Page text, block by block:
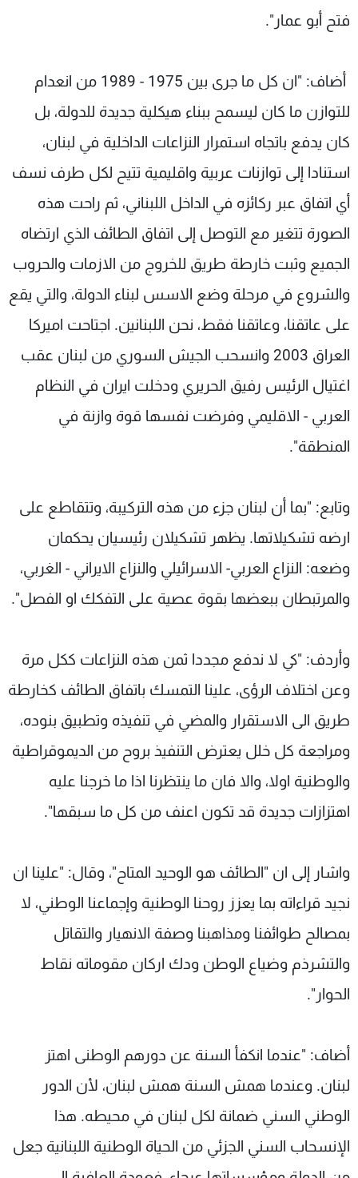
فتح أبو عمار".
أضاف: "ان كل ما جرى بين 1975 - 1989 من انعدام
للتوازن ما كان ليسمح ببناء هيكلية جديدة للدولة، بل
كان يدفع باتجاه استمرار النزاعات الداخلية في لبنان،
استنادا إلى توازنات عربية واقليمية تتيح لكل طرف نسف
أي اتفاق عبر ركائزه في الداخل اللبناني، ثم راحت هذه
الصورة تتغير مع التوصل إلى اتفاق الطائف الذي ارتضاه
الجميع وثبت خارطة طريق للخروج من الازمات والحروب
والشروع في مرحلة وضع الاسس لبناء الدولة، والتي يقع
على عاتقنا، وعاتقنا فقط، نحن اللبنانين. اجتاحت اميركا
العراق 2003 وانسحب الجيش السوري من لبنان عقب
اغتيال الرئيس رفيق الحريري ودخلت ايران في النظام
العربي - الاقليمي وفرضت نفسها قوة وازنة في
المنطقة".
وتابع: "بما أن لبنان جزء من هذه التركيبة، وتتقاطع على
ارضه تشكيلاتها. يظهر تشكيلان رئيسيان يحكمان
وضعه: النزاع العربي- الاسرائيلي والنزاع الايراني - الغربي،
والمرتبطان ببعضها بقوة عصية على التفكك او الفصل".
وأردف: "كي لا ندفع مجددا ثمن هذه النزاعات ككل مرة
وعن اختلاف الرؤى، علينا التمسك باتفاق الطائف كخارطة
طريق الى الاستقرار والمضي في تنفيذه وتطبيق بنوده،
ومراجعة كل خلل يعترض التنفيذ بروح من الديموقراطية
والوطنية اولا، والا فان ما ينتظرنا اذا ما خرجنا عليه
اهتزازات جديدة قد تكون اعنف من كل ما سبقها".
واشار إلى ان "الطائف هو الوحيد المتاح"، وقال: "علينا ان
نجيد قراءاته بما يعزز روحنا الوطنية وإجماعنا الوطني، لا
بمصالح طوائفنا ومذاهبنا وصفة الانهيار والتقاتل
والتشرذم وضياع الوطن ودك اركان مقوماته نقاط
الحوار".
أضاف: "عندما انكفأ السنة عن دورهم الوطنى اهتز
لبنان. وعندما همش السنة همش لبنان، لأن الدور
الوطني السني ضمانة لكل لبنان في محيطه. هذا
الإنسحاب السني الجزئي من الحياة الوطنية اللبنانية جعل